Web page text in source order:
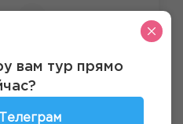
вам тур прямо